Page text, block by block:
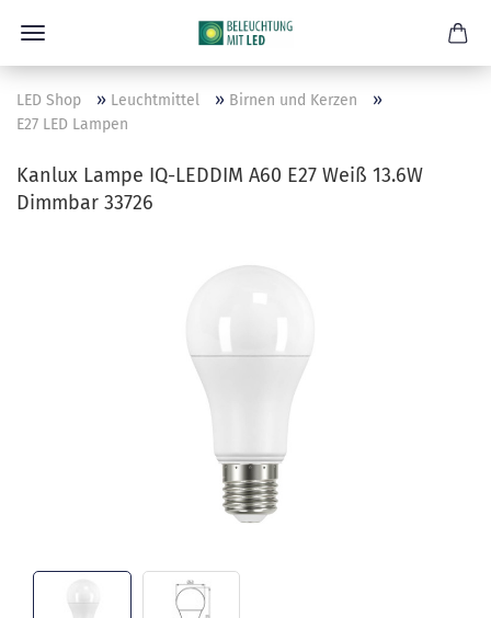
LED Shop » Leuchtmittel » Birnen und Kerzen »
E27 LED Lampen
Kanlux Lampe IQ-LEDDIM A60 E27 Weiß 13.6W
Dimmbar 33726